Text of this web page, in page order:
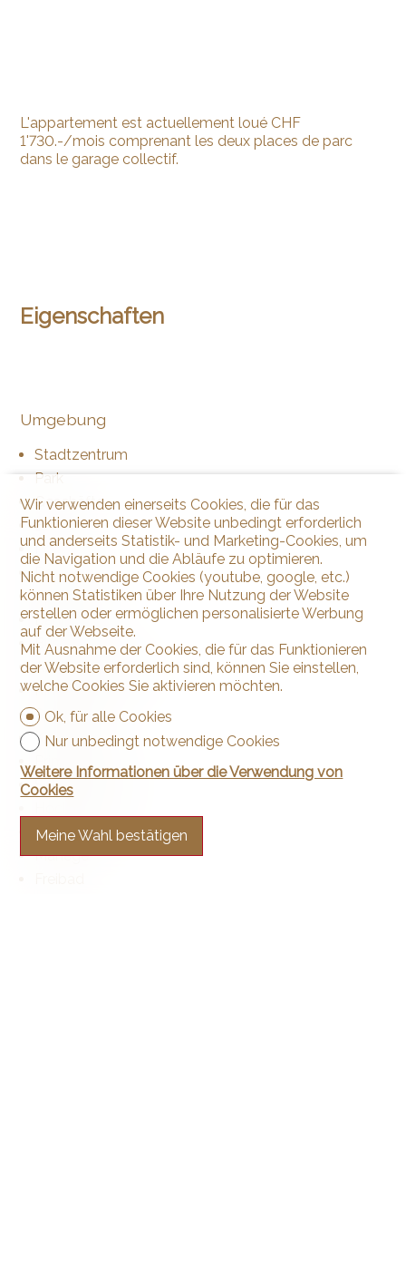
L'appartement est actuellement loué CHF
1'730.-/mois comprenant les deux places de parc
dans le garage collectif.
Eigenschaften
Umgebung
Stadtzentrum
Park
Geschäfte
Bank
Post
Restaurant(s)
Apotheke
Bahnhof
Bushaltestelle
Autobahnanschluss
Kinderfreundlich
Spielplatz
Kindergarten
Sekundarschule
Sportzentrum
Manege
Wir verwenden einerseits Cookies, die für das
Funktionieren dieser Website unbedingt erforderlich
und anderseits Statistik- und Marketing-Cookies, um
die Navigation und die Abläufe zu optimieren.
Nicht notwendige Cookies (youtube, google, etc.)
können Statistiken über Ihre Nutzung der Website
erstellen oder ermöglichen personalisierte Werbung
auf der Webseite.
Mit Ausnahme der Cookies, die für das Funktionieren
der Website erforderlich sind, können Sie einstellen,
welche Cookies Sie aktivieren möchten.
Ok, für alle Cookies
Nur unbedingt notwendige Cookies
Weitere Informationen über die Verwendung von
Cookies
Meine Wahl bestätigen